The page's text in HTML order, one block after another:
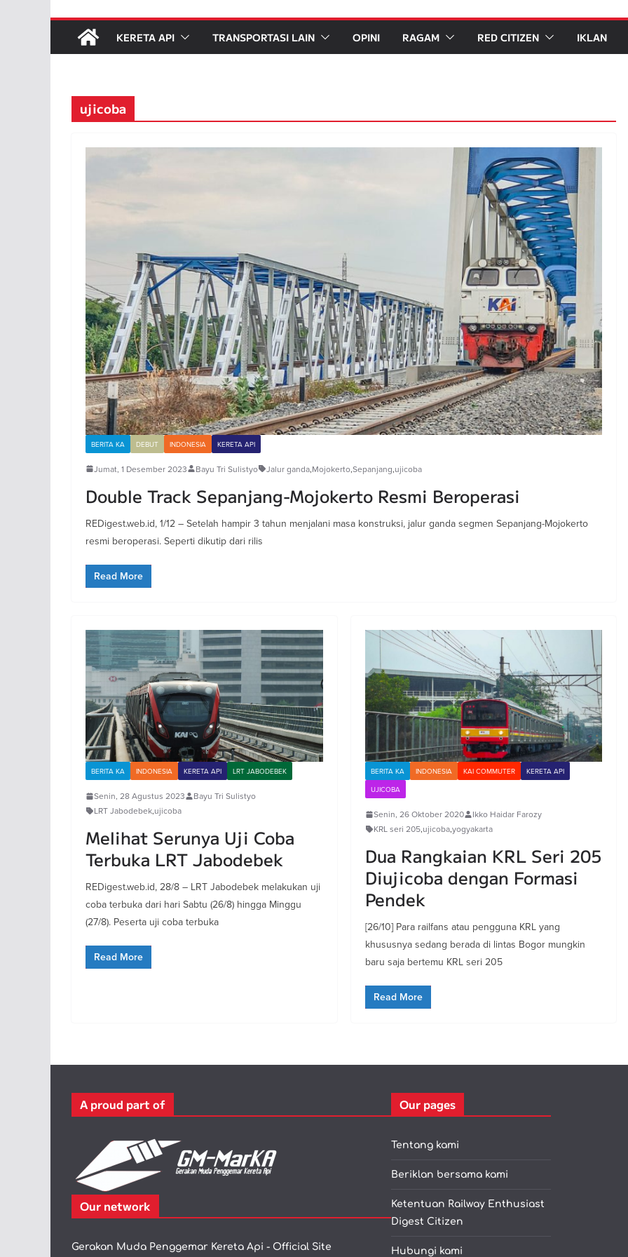
KERETA API TRANSPORTASI LAIN OPINI RAGAM RED CITIZEN IKLAN
ujicoba
BERITA KA DEBUT INDONESIA KERETA API
Jumat, 1 Desember 2023 Bayu Tri Sulistyo Jalur ganda,Mojokerto,Sepanjang,ujicoba
Double Track Sepanjang-Mojokerto Resmi Beroperasi
REDigest.web.id, 1/12 – Setelah hampir 3 tahun menjalani masa konstruksi, jalur ganda segmen Sepanjang-Mojokerto
resmi beroperasi. Seperti dikutip dari rilis
Read More
BERITA KA INDONESIA KERETA API LRT JABODEBEK
Senin, 28 Agustus 2023
Bayu Tri Sulistyo
LRT Jabodebek,ujicoba
Melihat Serunya Uji Coba
Terbuka LRT Jabodebek
REDigest.web.id, 28/8 – LRT Jabodebek melakukan uji
coba terbuka dari hari Sabtu (26/8) hingga Minggu
(27/8). Peserta uji coba terbuka
Read More
BERITA KA INDONESIA KAI COMMUTER
KERETA API
UJICOBA
Senin, 26 Oktober 2020
Ikko Haidar Farozy
KRL seri 205,ujicoba,yogyakarta
Dua Rangkaian KRL Seri 205
Diujicoba dengan Formasi
Pendek
[26/10] Para railfans atau pengguna KRL yang
khususnya sedang berada di lintas Bogor mungkin
baru saja bertemu KRL seri 205
Read More
A proud part of
Our network
Gerakan Muda Penggemar Kereta Api - Official Site
Our pages
Tentang kami
Beriklan bersama kami
Ketentuan Railway Enthusiast
Digest Citizen
Hubungi kami